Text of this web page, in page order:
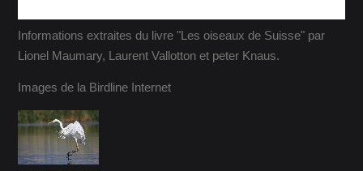
Informations extraites du livre "Les oiseaux de Suisse" par
Lionel Maumary, Laurent Vallotton et peter Knaus.
Images de la Birdline Internet